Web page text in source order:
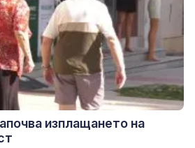
изплащането на